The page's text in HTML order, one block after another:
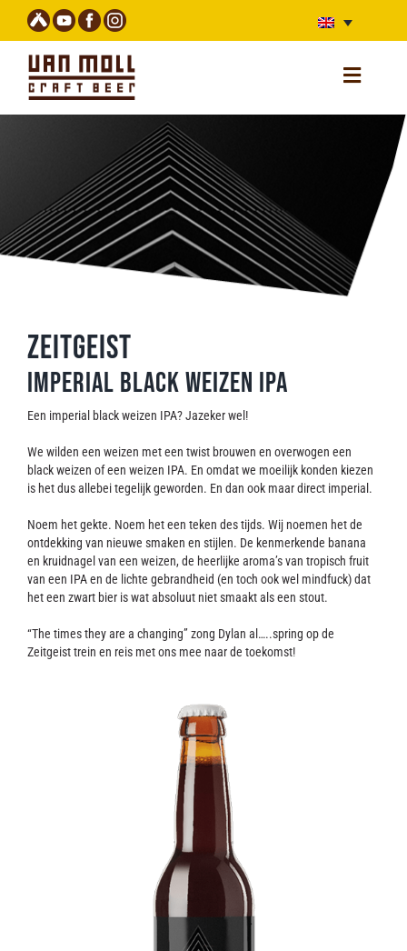
content
Toggle
Webshop (unavailable)
Beers
Stories
Van Moll Fest
About us
Contact
Zeitgeist
Imperial Black Weizen IPA
Een imperial black weizen IPA? Jazeker wel!
We wilden een weizen met een twist brouwen en overwogen een
black weizen of een weizen IPA. En omdat we moeilijk konden kiezen
is het dus allebei tegelijk geworden. En dan ook maar direct imperial.
Noem het gekte. Noem het een teken des tijds. Wij noemen het de
ontdekking van nieuwe smaken en stijlen. De kenmerkende banana
en kruidnagel van een weizen, de heerlijke aroma’s van tropisch fruit
van een IPA en de lichte gebrandheid (en toch ook wel mindfuck) dat
het een zwart bier is wat absoluut niet smaakt als een stout.
“The times they are a changing” zong Dylan al…..spring op de
Zeitgeist trein en reis met ons mee naar de toekomst!